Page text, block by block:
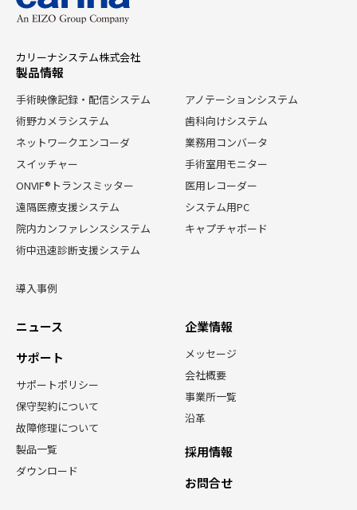
カリーナシステム株式会社
製品情報
手術映像記録・配信システム
術野カメラシステム
ネットワークエンコーダ
スイッチャー
ONVIF®トランスミッター
遠隔医療支援システム
院内カンファレンスシステム
術中迅速診断支援システム
導入事例
アノテーションシステム
歯科向けシステム
業務用コンバータ
手術室用モニター
医用レコーダー
システム用PC
キャプチャボード
ニュース
サポート
サポートポリシー
保守契約について
故障修理について
製品一覧
ダウンロード
企業情報
メッセージ
会社概要
事業所一覧
沿革
採用情報
お問合せ